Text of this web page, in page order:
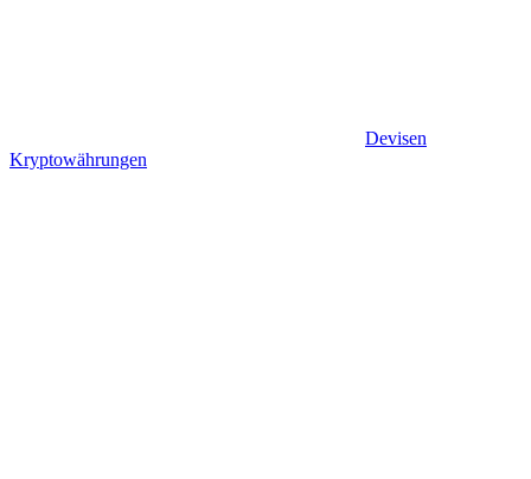
Devisen
Kryptowährungen